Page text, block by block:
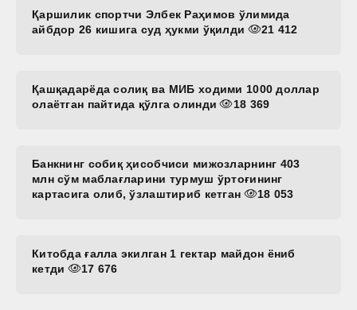
Қаршилик спортчи Элбек Раҳимов ўлимида
айбдор 26 кишига суд ҳукми ўқилди
21 412
Қашқадарёда солиқ ва МИБ ходими 1000 доллар
олаётган пайтида қўлга олинди
18 369
Банкнинг собиқ ҳисобчиси мижозларнинг 403
млн сўм маблағларини турмуш ўртоғининг
картасига олиб, ўзлаштириб кетган
18 053
Китобда ғалла экилган 1 гектар майдон ёниб
кетди
17 676